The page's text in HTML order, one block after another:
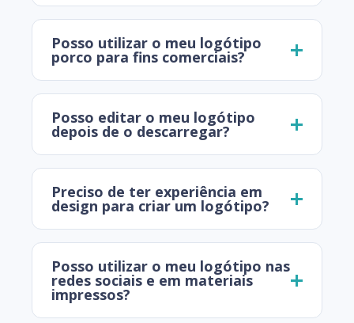
Posso utilizar o meu logótipo
porco para fins comerciais?
Posso editar o meu logótipo
depois de o descarregar?
Preciso de ter experiência em
design para criar um logótipo?
Posso utilizar o meu logótipo nas
redes sociais e em materiais
impressos?